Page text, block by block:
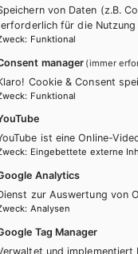
BOOK+ Solo
Übungsbuch
von Daten (z.B.
für die
: Funktional
manager (immer
Cookie & Consent
: Funktional
ist eine Online-
: Eingebettete externe
Analytics
zur Auswertung von
: Analysen
Tag Manager
und implementiert